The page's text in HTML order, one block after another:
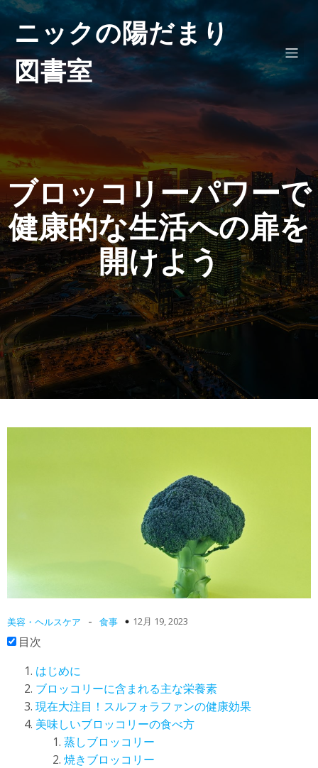
ニックの陽だまり
図書室
ブロッコリーパワーで
健康的な生活への扉を
開けよう
美容・ヘルスケア - 食事 12月 19, 2023
目次
はじめに
ブロッコリーに含まれる主な栄養素
現在大注目！スルフォラファンの健康効果
美味しいブロッコリーの食べ方
蒸しブロッコリー
焼きブロッコリー